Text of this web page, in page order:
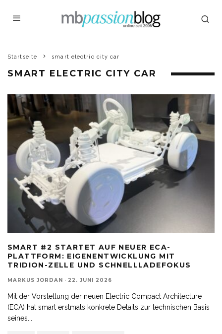
Startseite smart electric city car
SMART ELECTRIC CITY CAR
SMART #2 STARTET AUF NEUER ECA-
PLATTFORM: EIGENENTWICKLUNG MIT
TRIDION-ZELLE UND SCHNELLLADEFOKUS
MARKUS JORDAN · 22. JUNI 2026
Mit der Vorstellung der neuen Electric Compact Architecture
(ECA) hat smart erstmals konkrete Details zur technischen Basis
seines